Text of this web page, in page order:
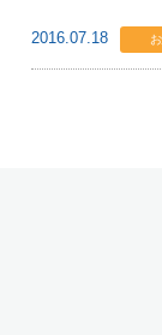
2016.07.18